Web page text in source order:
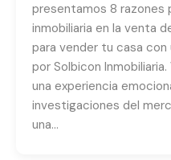
presentamos 8 razones
inmobiliaria en la venta
para vender tu casa con
por Solbicon
una experiencia
investigaciones del
una…